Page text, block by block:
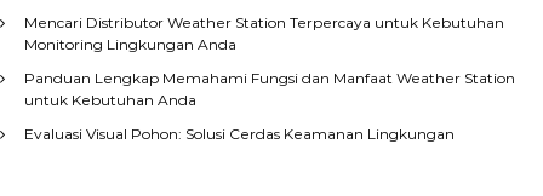
Mencari Distributor Weather Station Terpercaya untuk Kebutuhan
Monitoring Lingkungan Anda
Panduan Lengkap Memahami Fungsi dan Manfaat Weather Station
untuk Kebutuhan Anda
Evaluasi Visual Pohon: Solusi Cerdas Keamanan Lingkungan